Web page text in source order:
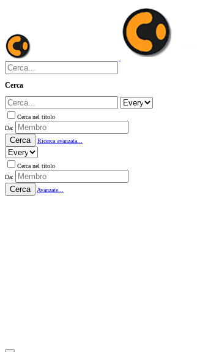
Cerca
Cerca nel titolo
Da:
Cerca Ricerca avanzata...
Cerca nel titolo
Da:
Cerca Avanzate...